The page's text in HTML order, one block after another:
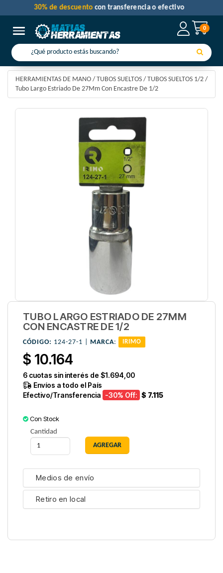
0
Toggle navigation
30% de descuentocon transferencia o efectivo
HERRAMIENTAS DE MANO / TUBOS SUELTOS / TUBOS SUELTOS 1/2 /
Tubo Largo Estriado De 27Mm Con Encastre De 1/2
TUBO LARGO ESTRIADO DE 27MM
CON ENCASTRE DE 1/2
CÓDIGO: 124-27-1 | MARCA: IRIMO
$ 10.164
6 cuotas sin interés de $1.694,00
Envíos a todo el País
Efectivo/Transferencia -30% Off: $ 7.115
Con Stock
Cantidad
Medios de envío
Retiro en local